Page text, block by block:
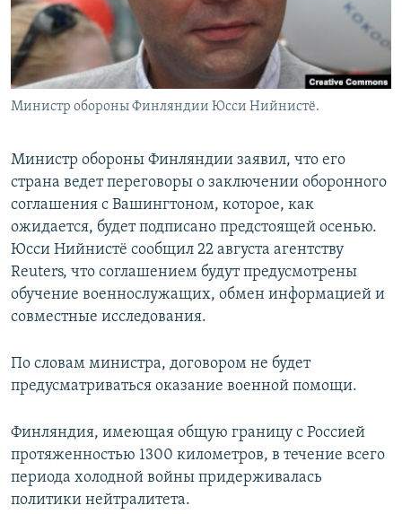
Министр обороны Финляндии Юсси Нийнистё.
Министр обороны Финляндии заявил, что его
страна ведет переговоры о заключении оборонного
соглашения с Вашингтоном, которое, как
ожидается, будет подписано предстоящей осенью.
Юсси Нийнистё сообщил 22 августа агентству
Reuters, что соглашением будут предусмотрены
обучение военнослужащих, обмен информацией и
совместные исследования.
По словам министра, договором не будет
предусматриваться оказание военной помощи.
Финляндия, имеющая общую границу с Россией
протяженностью 1300 километров, в течение всего
периода холодной войны придерживалась
политики нейтралитета.